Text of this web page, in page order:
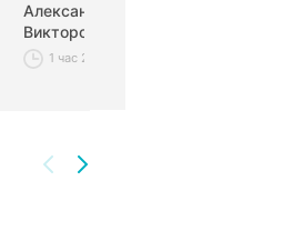
Александр
Викторович Лукин
1 час 23 минуты